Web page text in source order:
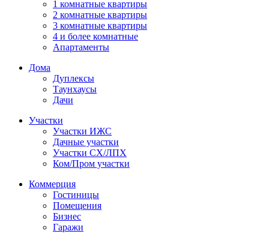
1 комнатные квартиры
2 комнатные квартиры
3 комнатные квартиры
4 и более комнатные
Апартаменты
Дома
Дуплексы
Таунхаусы
Дачи
Участки
Участки ИЖС
Дачные участки
Участки СХ/ЛПХ
Ком/Пром участки
Коммерция
Гостиницы
Помещения
Бизнес
Гаражи